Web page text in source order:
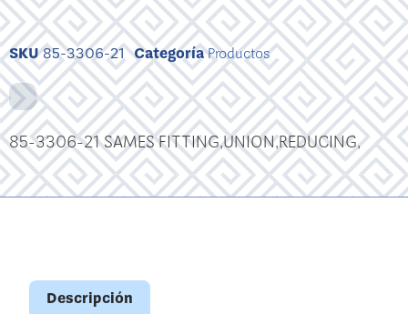
SKU85-3306-21 CategoríaProductos
85-3306-21 SAMES FITTING,UNION,REDUCING,
Descripción